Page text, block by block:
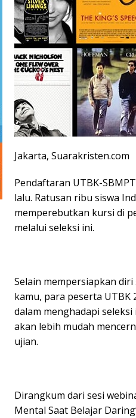
Jakarta, Suarakristen.com
Pendaftaran UTBK-
lalu. Ratusan ribu siswa
memperebutkan kursi di
melalui seleksi ini.
Selain mempersiapkan
kamu, para peserta
dalam menghadapi
akan lebih mudah
ujian.
Dirangkum dari sesi
Mental Saat Belajar